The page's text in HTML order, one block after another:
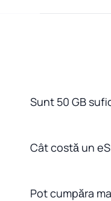
Sunt 50 GB
Cât costă un
Pot cumpăra